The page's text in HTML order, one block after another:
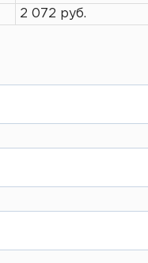
2 072 руб.
товара